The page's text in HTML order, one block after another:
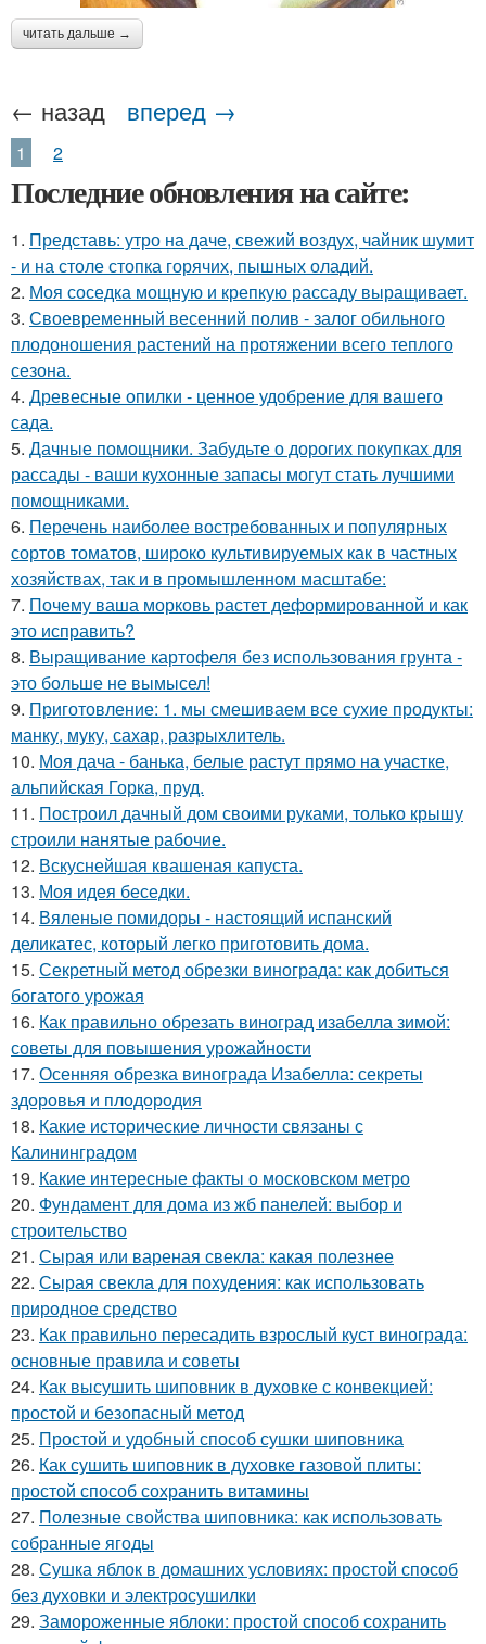
читать дальше →
← назад вперед →
1 2
Последние обновления на сайте:
1. Представь: утро на даче, свежий воздух, чайник шумит
- и на столе стопка горячих, пышных оладий.
2. Моя соседка мощную и крепкую рассаду выращивает.
3. Своевременный весенний полив - залог обильного
плодоношения растений на протяжении всего теплого
сезона.
4. Древесные опилки - ценное удобрение для вашего
сада.
5. Дачные помощники. Забудьте о дорогих покупках для
рассады - ваши кухонные запасы могут стать лучшими
помощниками.
6. Перечень наиболее востребованных и популярных
сортов томатов, широко культивируемых как в частных
хозяйствах, так и в промышленном масштабе:
7. Почему ваша морковь растет деформированной и как
это исправить?
8. Выращивание картофеля без использования грунта -
это больше не вымысел!
9. Приготовление: 1. мы смешиваем все сухие продукты:
манку, муку, сахар, разрыхлитель.
10. Моя дача - банька, белые растут прямо на участке,
альпийская Горка, пруд.
11. Построил дачный дом своими руками, только крышу
строили нанятые рабочие.
12. Вскуснейшая квашеная капуста.
13. Моя идея беседки.
14. Вяленые помидоры - настоящий испанский
деликатес, который легко приготовить дома.
15. Секретный метод обрезки винограда: как добиться
богатого урожая
16. Как правильно обрезать виноград изабелла зимой:
советы для повышения урожайности
17. Осенняя обрезка винограда Изабелла: секреты
здоровья и плодородия
18. Какие исторические личности связаны с
Калининградом
19. Какие интересные факты о московском метро
20. Фундамент для дома из жб панелей: выбор и
строительство
21. Сырая или вареная свекла: какая полезнее
22. Сырая свекла для похудения: как использовать
природное средство
23. Как правильно пересадить взрослый куст винограда:
основные правила и советы
24. Как высушить шиповник в духовке с конвекцией:
простой и безопасный метод
25. Простой и удобный способ сушки шиповника
26. Как сушить шиповник в духовке газовой плиты:
простой способ сохранить витамины
27. Полезные свойства шиповника: как использовать
собранные ягоды
28. Сушка яблок в домашних условиях: простой способ
без духовки и электросушилки
29. Замороженные яблоки: простой способ сохранить